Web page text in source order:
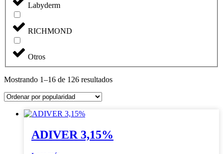
Labyderm
RICHMOND
Otros
Mostrando 1–16 de 126 resultados
ADIVER 3,15%